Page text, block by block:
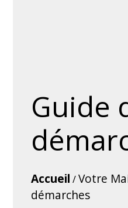
Guide
Accueil /Votre
démarches